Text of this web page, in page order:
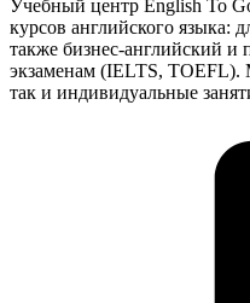
Учебный центр English To
курсов английского языка:
также бизнес-английский
экзаменам (IELTS, TOEFL).
так и индивидуальные